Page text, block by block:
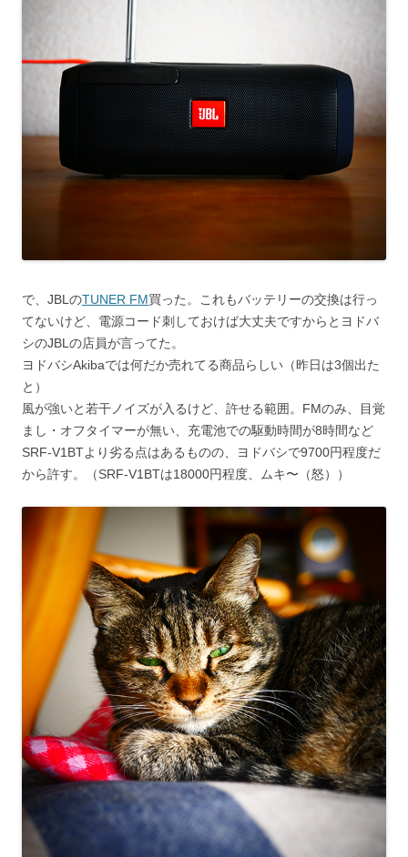
で、JBLのTUNER FM買った。これもバッテリーの交換は行っ
てないけど、電源コード刺しておけば大丈夫ですからとヨドバ
シのJBLの店員が言ってた。
ヨドバシAkibaでは何だか売れてる商品らしい（昨日は3個出た
と）
風が強いと若干ノイズが入るけど、許せる範囲。FMのみ、目覚
まし・オフタイマーが無い、充電池での駆動時間が8時間など
SRF-V1BTより劣る点はあるものの、ヨドバシで9700円程度だ
から許す。（SRF-V1BTは18000円程度、ムキ〜（怒））